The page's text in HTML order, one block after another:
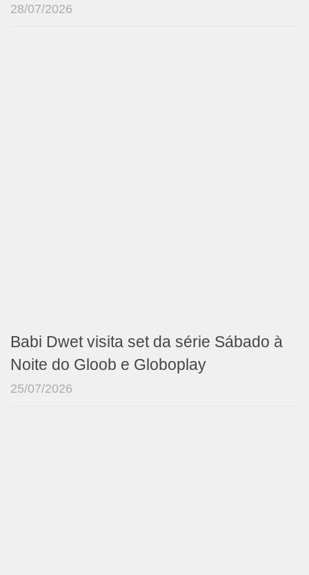
28/07/2026
Babi Dwet visita set da série Sábado à
Noite do Gloob e Globoplay
25/07/2026